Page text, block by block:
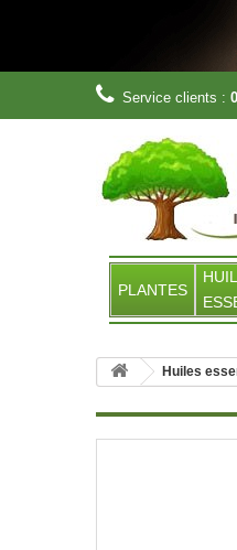
Service clients :
PLANTES
Huiles